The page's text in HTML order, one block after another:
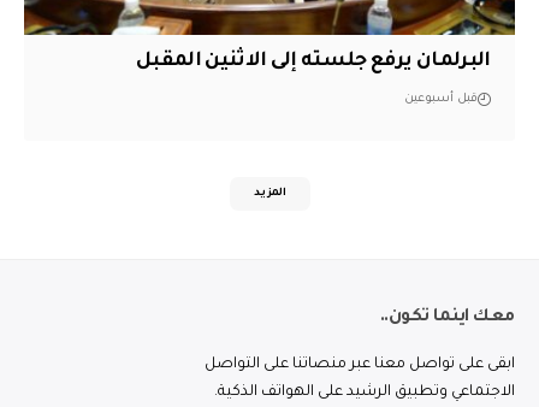
البرلمان يرفع جلسته إلى الاثنين المقبل
قبل أسبوعين
المزيد
معك اينما تكون..
ابقى على تواصل معنا عبر منصاتنا على التواصل
الاجتماعي وتطبيق الرشيد على الهواتف الذكية.